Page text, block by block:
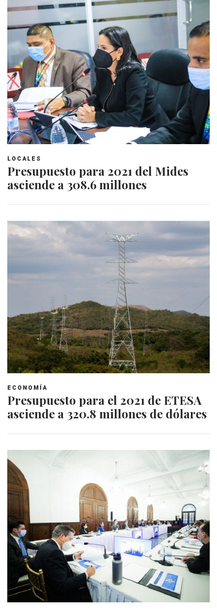
LOCALES
Presupuesto para 2021 del Mides
asciende a 308.6 millones
ECONOMÍA
Presupuesto para el 2021 de ETESA
asciende a 320.8 millones de dólares